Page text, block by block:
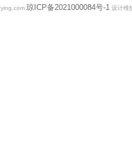
琼ICP备2021000084号-1 设计维